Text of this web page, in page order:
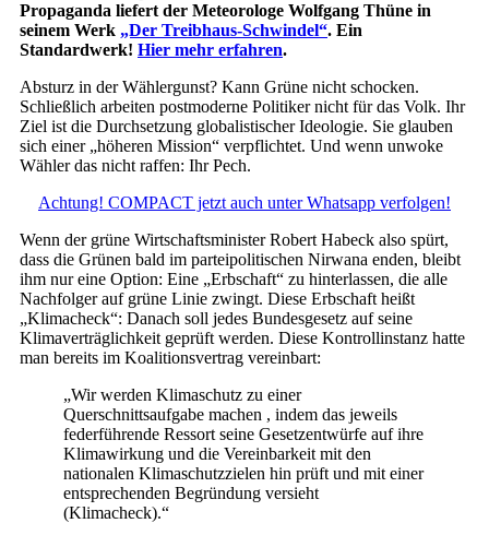
Propaganda liefert der Meteorologe Wolfgang Thüne in
seinem Werk „Der Treibhaus-Schwindel“. Ein
Standardwerk! Hier mehr erfahren.
Absturz in der Wählergunst? Kann Grüne nicht schocken.
Schließlich arbeiten postmoderne Politiker nicht für das Volk. Ihr
Ziel ist die Durchsetzung globalistischer Ideologie. Sie glauben
sich einer „höheren Mission“ verpflichtet. Und wenn unwoke
Wähler das nicht raffen: Ihr Pech.
Achtung! COMPACT jetzt auch unter Whatsapp verfolgen!
Wenn der grüne Wirtschaftsminister Robert Habeck also spürt,
dass die Grünen bald im parteipolitischen Nirwana enden, bleibt
ihm nur eine Option: Eine „Erbschaft“ zu hinterlassen, die alle
Nachfolger auf grüne Linie zwingt. Diese Erbschaft heißt
„Klimacheck“: Danach soll jedes Bundesgesetz auf seine
Klimaverträglichkeit geprüft werden. Diese Kontrollinstanz hatte
man bereits im Koalitionsvertrag vereinbart:
„Wir werden Klimaschutz zu einer
Querschnittsaufgabe machen , indem das jeweils
federführende Ressort seine Gesetzentwürfe auf ihre
Klimawirkung und die Vereinbarkeit mit den
nationalen Klimaschutzzielen hin prüft und mit einer
entsprechenden Begründung versieht
(Klimacheck).“